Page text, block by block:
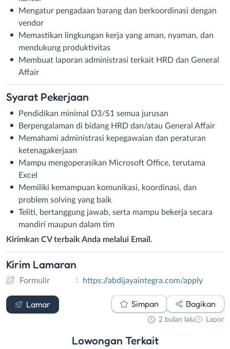
Mengatur pengadaan barang dan berkoordinasi dengan
vendor
Memastikan lingkungan kerja yang aman, nyaman, dan
mendukung produktivitas
Membuat laporan administrasi terkait HRD dan General
Affair
Syarat Pekerjaan
Pendidikan minimal D3/S1 semua jurusan
Berpengalaman di bidang HRD dan/atau General Affair
Memahami administrasi kepegawaian dan peraturan
ketenagakerjaan
Mampu mengoperasikan Microsoft Office, terutama
Excel
Memiliki kemampuan komunikasi, koordinasi, dan
problem solving yang baik
Teliti, bertanggung jawab, serta mampu bekerja secara
mandiri maupun dalam tim
Kirimkan CV terbaik Anda melalui Email.
Kirim Lamaran
Formulir : https://abdijayaintegra.com/apply
Lamar
Formulir
Simpan Bagikan
2 bulan lalu Lapor
Lowongan Terkait